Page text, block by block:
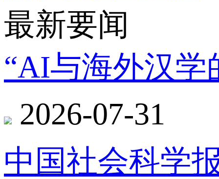
最新要闻
“AI与海外汉学
2026-07-31
中国社会科学